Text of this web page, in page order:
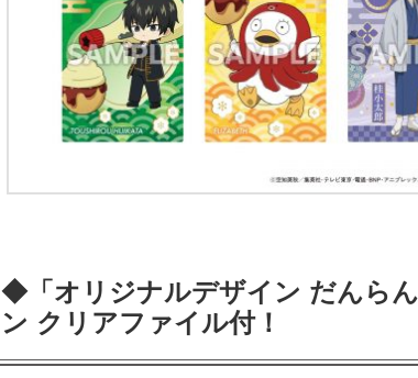
◆「オリジナルデザイン だんら
ン クリアファイル付！